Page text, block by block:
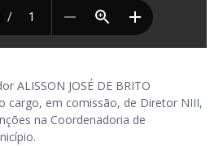
ALISSON JOSÉ DE BRITO
cargo, em comissão, de Diretor NIII,
na Coordenadoria de